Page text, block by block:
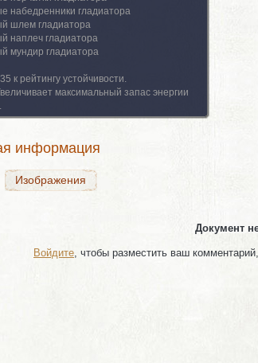
набедренники гладиатора
шлем гладиатора
наплеч гладиатора
мундир гладиатора
к рейтингу устойчивости.
максимальный запас энергии
информация
Изображения
Изображения
Изображения
Документ
Войдите , чтобы разместить ваш